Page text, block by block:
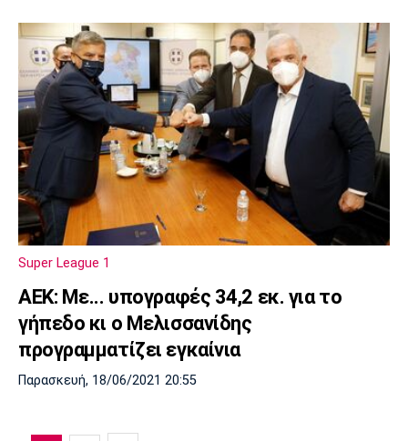
Super League 1
AEK: Με... υπογραφές 34,2 εκ. για το
γήπεδο κι ο Μελισσανίδης
προγραμματίζει εγκαίνια
Παρασκευή, 18/06/2021 20:55